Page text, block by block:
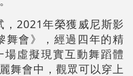
，2021年榮獲威尼斯影
舞會》，經過四年的精
虛擬現實互動舞蹈體
舞會中，觀眾可以穿上